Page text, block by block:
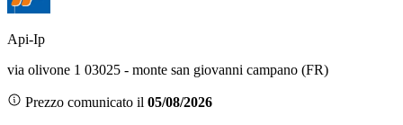
Api-Ip
via olivone 1 03025 - monte san giovanni campano (FR)
Prezzo comunicato il 05/08/2026